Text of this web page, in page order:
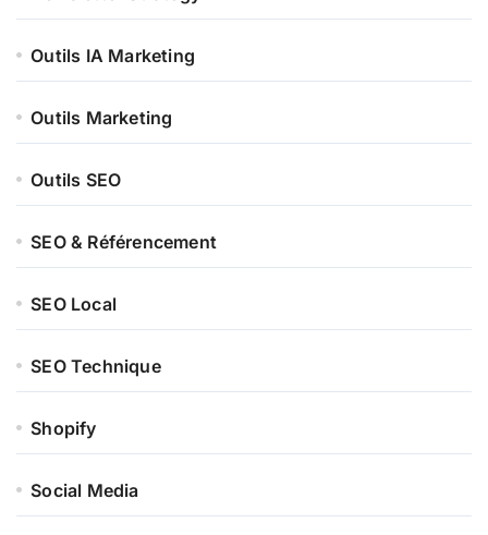
Outils IA Marketing
Outils Marketing
Outils SEO
SEO & Référencement
SEO Local
SEO Technique
Shopify
Social Media